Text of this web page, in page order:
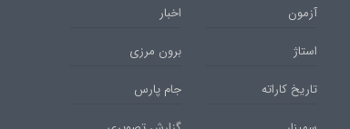
آزمون
اخبار
استاژ
برون مرزی
تاریخ کاراته
جام پارس